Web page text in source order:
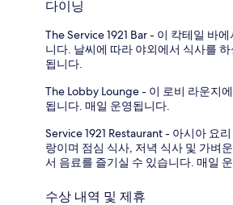
다이닝
The Service 1921 Bar - 이 칵테일 바
니다. 날씨에 따라 야외에서 식사를
됩니다.
The Lobby Lounge - 이 로비 라운지
됩니다. 매일 운영됩니다.
Service 1921 Restaurant - 아시아 요
랑이며 점심 식사, 저녁 식사 및 가벼
서 음료를 즐기실 수 있습니다. 매일
수상 내역 및 제휴